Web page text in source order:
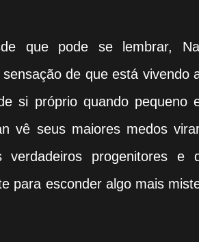
que pode se lembrar,
de que está
si próprio quando pequeno
vê seus maiores medos
verdadeiros progenitores
para esconder algo mais